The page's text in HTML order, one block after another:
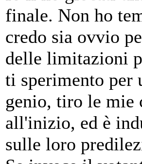
finale. Non ho
credo sia ovvio
delle limitazioni
ti sperimento per
genio, tiro le mie
all'inizio, ed è
sulle loro